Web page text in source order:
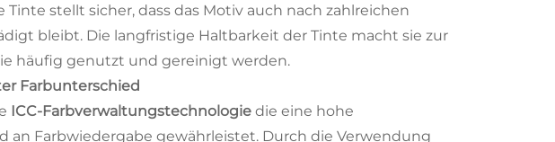
stellt sicher, dass das Motiv auch nach zahlreichen
bleibt. Die langfristige Haltbarkeit der Tinte macht sie zur
häufig genutzt und gereinigt werden.
Farbunterschied
ICC-Farbverwaltungstechnologie die eine hohe
an Farbwiedergabe gewährleistet. Durch die Verwendung